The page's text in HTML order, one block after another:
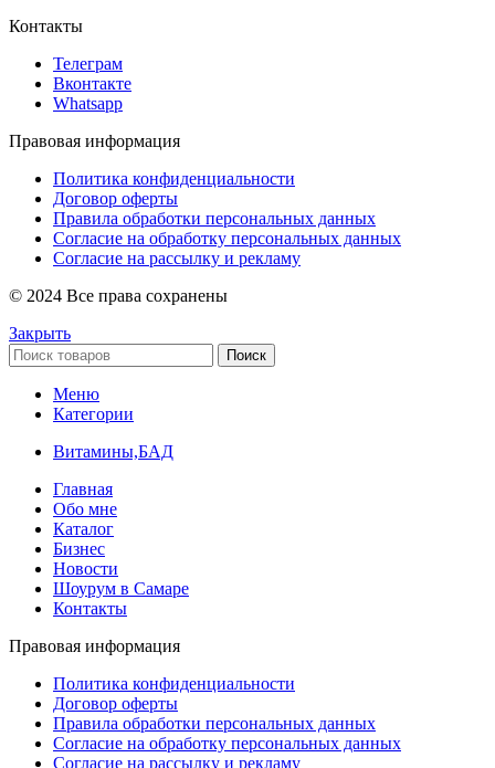
Контакты
Телеграм
Вконтакте
Whatsapp
Правовая информация
Политика конфиденциальности
Договор оферты
Правила обработки персональных данных
Согласие на обработку персональных данных
Согласие на рассылку и рекламу
© 2024 Все права сохранены
Закрыть
Поиск
Меню
Категории
Витамины,БАД
Главная
Обо мне
Каталог
Бизнес
Новости
Шоурум в Самаре
Контакты
Правовая информация
Политика конфиденциальности
Договор оферты
Правила обработки персональных данных
Согласие на обработку персональных данных
Согласие на рассылку и рекламу